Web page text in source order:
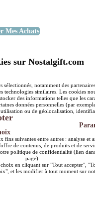
Mes Achats
sur Nostalgift.com
sélectionnés, notamment des
technologies similaires. Les cookies
des informations telles que les
données personnelles (par
ou de géolocalisation,
fins suivantes entre autres : analyse et
de contenus, de produits et de
politique de confidentialité (lien
page).
en cliquant sur "Tout accepter",
et les modifier à tout moment sur